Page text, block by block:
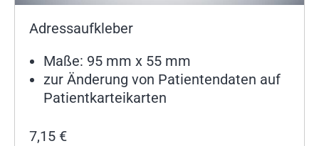
Adressaufkleber
Maße: 95 mm x 55 mm
zur Änderung von Patientendaten auf
Patientkarteikarten
7,15 €